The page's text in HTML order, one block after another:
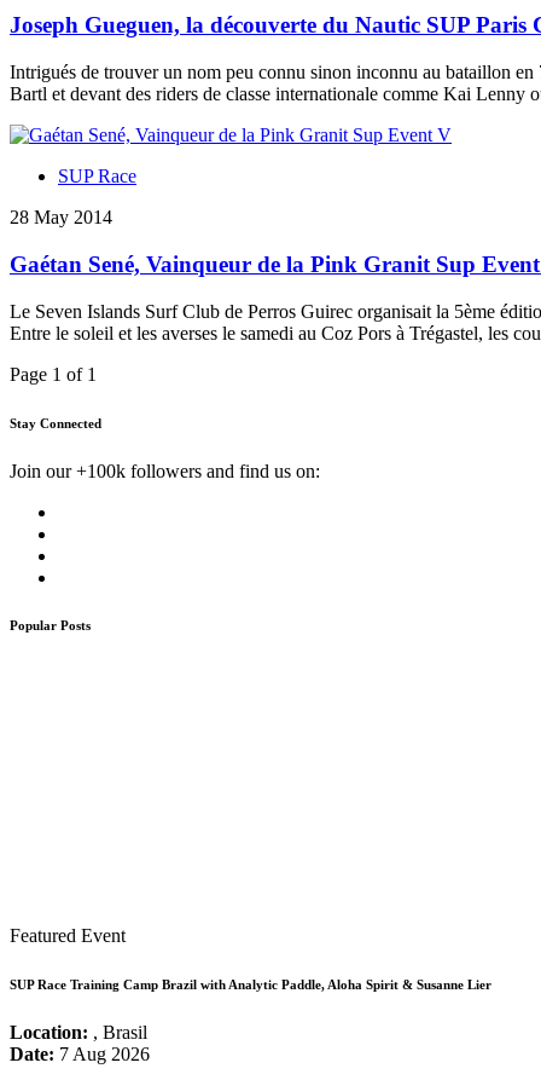
Joseph Gueguen, la découverte du Nautic SUP Paris
Intrigués de trouver un nom peu connu sinon inconnu au bataillon
Bartl et devant des riders de classe internationale comme Kai
SUP Race
28 May 2014
Gaétan Sené, Vainqueur de la Pink Granit Sup
Le Seven Islands Surf Club de Perros Guirec organisait la 5ème
Entre le soleil et les averses le samedi au Coz Pors à Trégastel, les
Page 1 of 1
Stay Connected
Join our +100k followers and find us on:
Popular Posts
Featured Event
SUP Race Training Camp Brazil with Analytic Paddle, Aloha Spirit & Susanne Lier
Location: , Brasil
Date: 7 Aug 2026